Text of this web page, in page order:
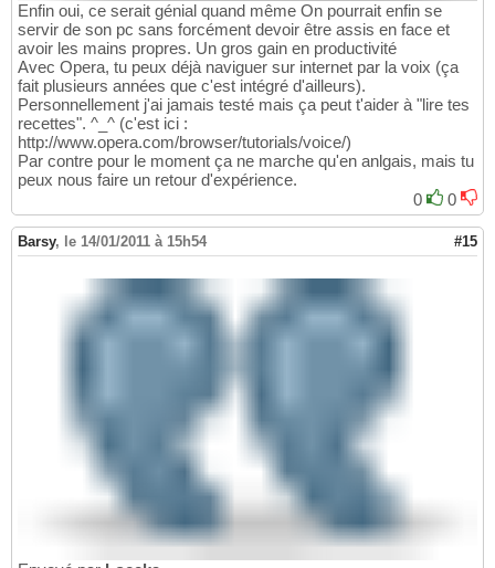
Enfin oui, ce serait génial quand même On pourrait enfin se
servir de son pc sans forcément devoir être assis en face et
avoir les mains propres. Un gros gain en productivité
Avec Opera, tu peux déjà naviguer sur internet par la voix (ça
fait plusieurs années que c'est intégré d'ailleurs).
Personnellement j'ai jamais testé mais ça peut t'aider à "lire tes
recettes". ^_^ (c'est ici :
http://www.opera.com/browser/tutorials/voice/)
Par contre pour le moment ça ne marche qu'en anlgais, mais tu
peux nous faire un retour d'expérience.
0
0
Barsy, le 14/01/2011 à 15h54 #15